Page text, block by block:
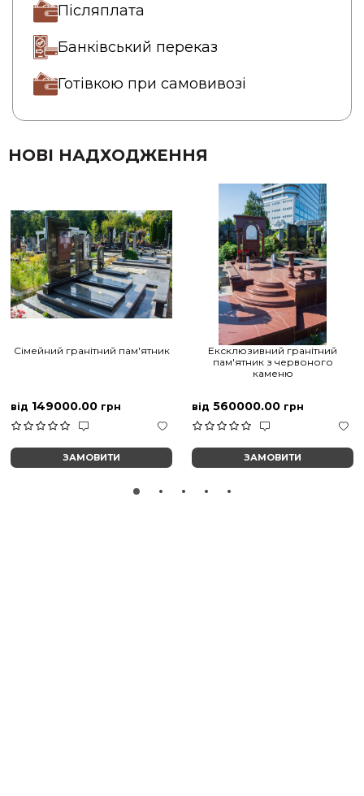
Післяплата
Банківський переказ
Готівкою при самовивозі
НОВІ НАДХОДЖЕННЯ
Сімейний гранітний пам'ятник
від 149000.00 грн
ЗАМОВИТИ
Ексклюзивний гранітний
пам'ятник з червоного
каменю
від 560000.00 грн
ЗАМОВИТИ